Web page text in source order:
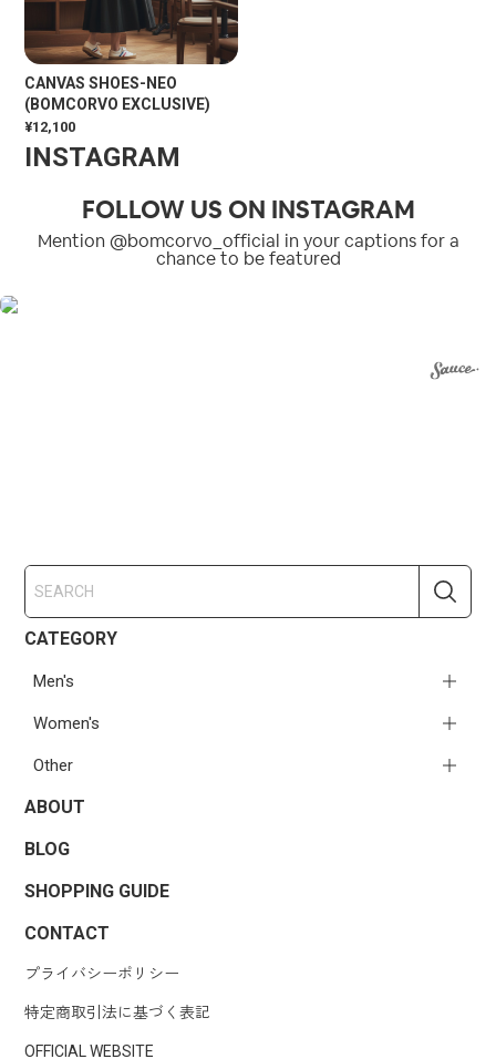
CATEGORY
Men's
Women's
Other
ABOUT
BLOG
SHOPPING GUIDE
CONTACT
プライバシーポリシー
特定商取引法に基づく表記
OFFICIAL WEBSITE
CANVAS SHOES-NEO
(BOMCORVO EXCLUSIVE)
¥12,100
INSTAGRAM
FOLLOW US ON INSTAGRAM
Mention @bomcorvo_official in your captions for a
chance to be featured